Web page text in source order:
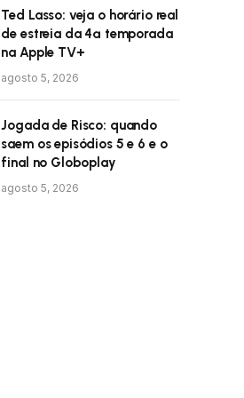
Ted Lasso: veja o horário real
de estreia da 4ª temporada
na Apple TV+
agosto 5, 2026
Jogada de Risco: quando
saem os episódios 5 e 6 e o
final no Globoplay
agosto 5, 2026